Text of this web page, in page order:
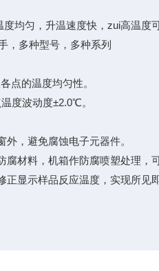
均匀，升温速度快，zui高温
，多种型号，多种系列
点的温度均匀性。
度波动度±2.0℃。
，避免腐蚀电子元器件。
材料，机箱作防腐喷塑处理，
显示样品反应温度，实现所见